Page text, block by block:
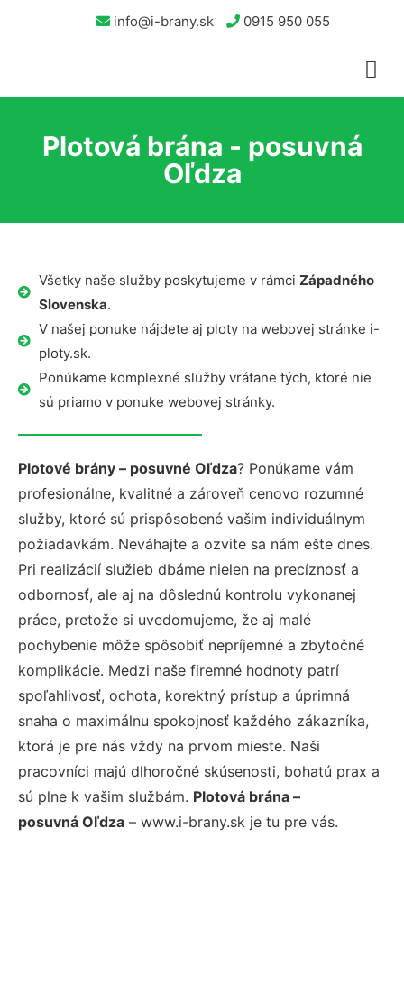
info@i-brany.sk 0915 950 055
Plotová brána - posuvná
Oľdza
Všetky naše služby poskytujeme v rámci Západného
Slovenska.
V našej ponuke nájdete aj ploty na webovej stránke i-
ploty.sk.
Ponúkame komplexné služby vrátane tých, ktoré nie
sú priamo v ponuke webovej stránky.
Plotové brány – posuvné Oľdza? Ponúkame vám
profesionálne, kvalitné a zároveň cenovo rozumné
služby, ktoré sú prispôsobené vašim individuálnym
požiadavkám. Neváhajte a ozvite sa nám ešte dnes.
Pri realizácií služieb dbáme nielen na precíznosť a
odbornosť, ale aj na dôslednú kontrolu vykonanej
práce, pretože si uvedomujeme, že aj malé
pochybenie môže spôsobiť nepríjemné a zbytočné
komplikácie. Medzi naše firemné hodnoty patrí
spoľahlivosť, ochota, korektný prístup a úprimná
snaha o maximálnu spokojnosť každého zákazníka,
ktorá je pre nás vždy na prvom mieste. Naši
pracovníci majú dlhoročné skúsenosti, bohatú prax a
sú plne k vašim službám. Plotová brána –
posuvná Oľdza – www.i-brany.sk je tu pre vás.